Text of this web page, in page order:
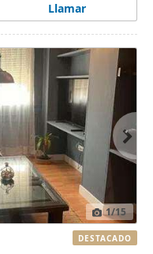
Llamar
1/15
DESTACADO